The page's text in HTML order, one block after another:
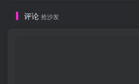
评论 抢沙发